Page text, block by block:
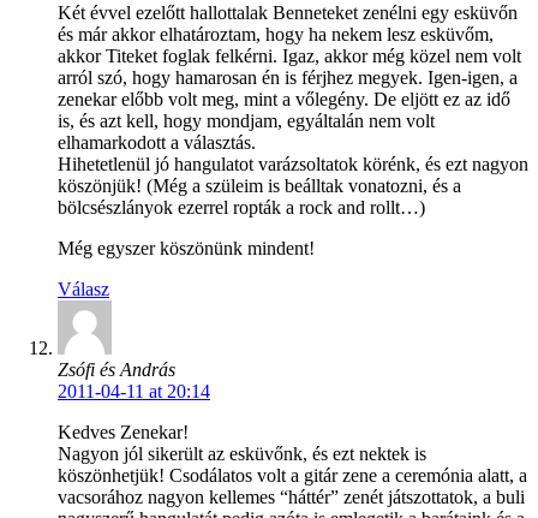
Két évvel ezelőtt hallottalak Benneteket zenélni egy esküvőn
és már akkor elhatároztam, hogy ha nekem lesz esküvőm,
akkor Titeket foglak felkérni. Igaz, akkor még közel nem volt
arról szó, hogy hamarosan én is férjhez megyek. Igen-igen, a
zenekar előbb volt meg, mint a vőlegény. De eljött ez az idő
is, és azt kell, hogy mondjam, egyáltalán nem volt
elhamarkodott a választás.
Hihetetlenül jó hangulatot varázsoltatok körénk, és ezt nagyon
köszönjük! (Még a szüleim is beálltak vonatozni, és a
bölcsészlányok ezerrel ropták a rock and rollt…)
Még egyszer köszönünk mindent!
Válasz
Zsófi és András
2011-04-11 at 20:14
Kedves Zenekar!
Nagyon jól sikerült az esküvőnk, és ezt nektek is
köszönhetjük! Csodálatos volt a gitár zene a ceremónia alatt, a
vacsorához nagyon kellemes “háttér” zenét játszottatok, a buli